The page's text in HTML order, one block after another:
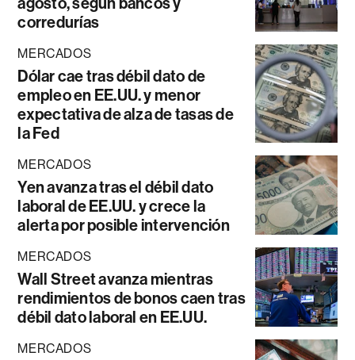
corredurías
MERCADOS
Dólar cae tras débil dato de
empleo en EE.UU. y menor
expectativa de alza de tasas de
la Fed
MERCADOS
Yen avanza tras el débil dato
laboral de EE.UU. y crece la
alerta por posible intervención
MERCADOS
Wall Street avanza mientras
rendimientos de bonos caen tras
débil dato laboral en EE.UU.
MERCADOS